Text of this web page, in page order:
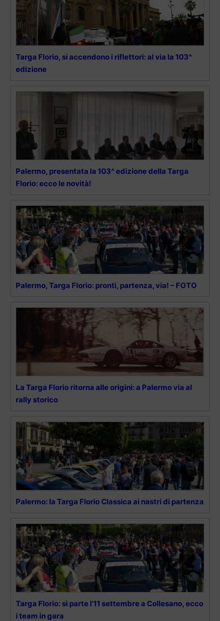
Targa Florio, si accendono i riflettori: al via la 103^
edizione
Palermo, presentata la 103^ edizione della Targa
Florio: ecco le novità!
Palermo, Targa Florio: pronti, partenza, via! – FOTO
La Targa Florio ritorna alle origini: a Palermo via al
rally storico
Palermo: la Targa Florio Classica ai nastri di partenza
Targa Florio: si parte l’11 settembre a Collesano, ecco
i team in gara